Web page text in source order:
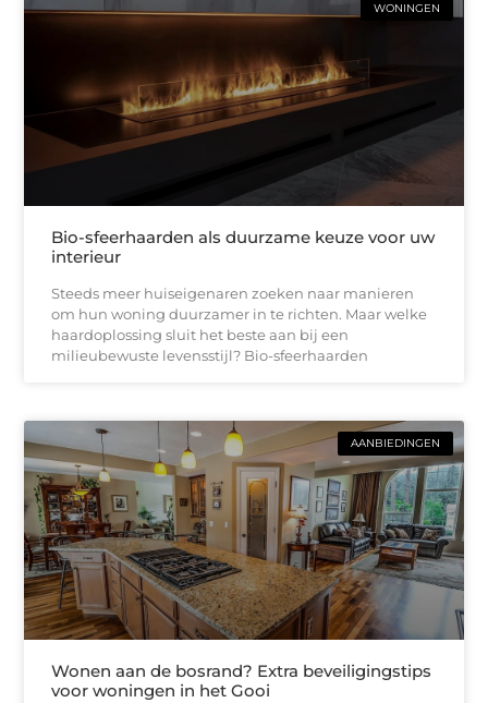
WONINGEN
Bio-sfeerhaarden als duurzame keuze voor uw
interieur
Steeds meer huiseigenaren zoeken naar manieren
om hun woning duurzamer in te richten. Maar welke
haardoplossing sluit het beste aan bij een
milieubewuste levensstijl? Bio-sfeerhaarden
AANBIEDINGEN
Wonen aan de bosrand? Extra beveiligingstips
voor woningen in het Gooi